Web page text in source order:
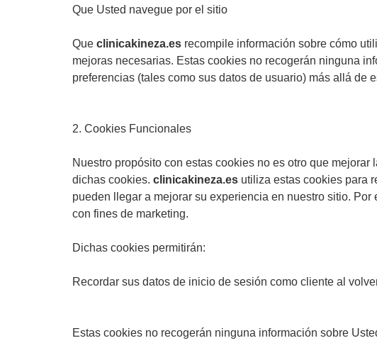
Que Usted navegue por el sitio
Que clinicakineza.es recompile información sobre cómo
mejoras necesarias. Estas cookies no recogerán ninguna
preferencias (tales como sus datos de usuario) más allá de
2. Cookies Funcionales
Nuestro propósito con estas cookies no es otro que
dichas cookies. clinicakineza.es utiliza estas cookies para
pueden llegar a mejorar su experiencia en nuestro sitio.
con fines de marketing.
Dichas cookies permitirán:
Recordar sus datos de inicio de sesión como cliente al
Estas cookies no recogerán ninguna información sobre